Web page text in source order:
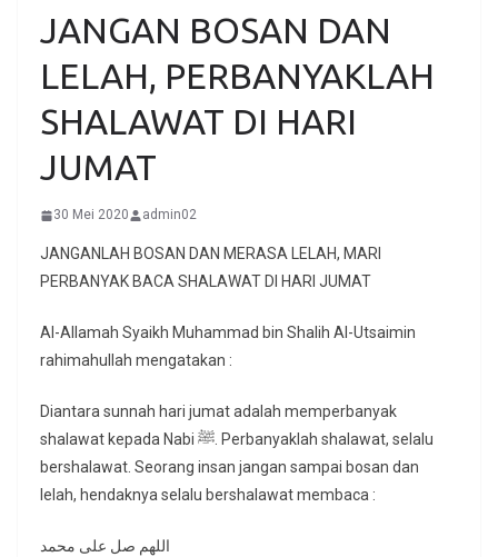
JANGAN BOSAN DAN
LELAH, PERBANYAKLAH
SHALAWAT DI HARI
JUMAT
30 Mei 2020 admin02
JANGANLAH BOSAN DAN MERASA LELAH, MARI
PERBANYAK BACA SHALAWAT DI HARI JUMAT
Al-Allamah Syaikh Muhammad bin Shalih Al-Utsaimin
rahimahullah mengatakan :
Diantara sunnah hari jumat adalah memperbanyak
shalawat kepada Nabi ﷺ. Perbanyaklah shalawat, selalu
bershalawat. Seorang insan jangan sampai bosan dan
lelah, hendaknya selalu bershalawat membaca :
اللهم صل على محمد